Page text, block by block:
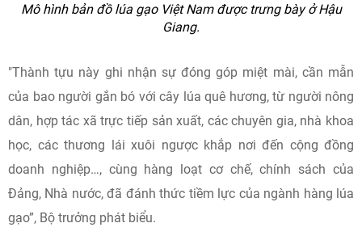
Mô hình bản đồ lúa gạo Việt Nam được trưng bày ở Hậu
Giang.
"Thành tựu này ghi nhận sự đóng góp miệt mài, cần mẫn
của bao người gắn bó với cây lúa quê hương, từ người nông
dân, hợp tác xã trực tiếp sản xuất, các chuyên gia, nhà khoa
học, các thương lái xuôi ngược khắp nơi đến cộng đồng
doanh nghiệp…, cùng hàng loạt cơ chế, chính sách của
Đảng, Nhà nước, đã đánh thức tiềm lực của ngành hàng lúa
gạo”, Bộ trưởng phát biểu.